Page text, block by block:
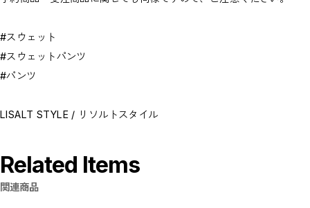
#スウェット
#スウェットパンツ
#パンツ
LISALT STYLE / リソルトスタイル
Related Items
関連商品